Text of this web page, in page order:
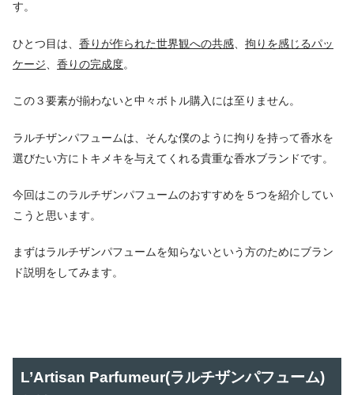
す。
ひとつ目は、 香りが作られた世界観への共感
拘りを感じるパッ
ケージ
香りの完成度。
この３要素が揃わないと中々ボトル購入には至りません。
ラルチザンパフュームは、そんな僕のように拘りを持って香水を
選びたい方にトキメキを与えてくれる貴重な香水ブランドです。
今回はこのラルチザンパフュームのおすすめを５つを紹介してい
こうと思います。
まずはラルチザンパフュームを知らないという方のためにブラン
ド説明をしてみます。
L’Artisan Parfumeur(ラルチザンパフューム)